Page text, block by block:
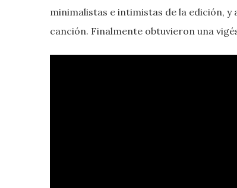
minimalistas e intimistas de la edición,
canción. Finalmente obtuvieron una